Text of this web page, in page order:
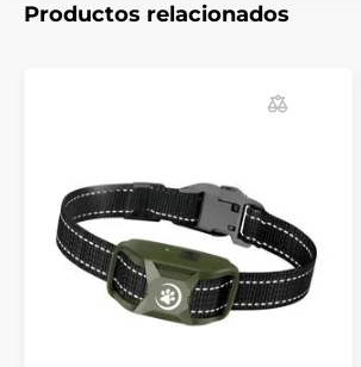
El producto aparece en las
Receptores
Productos relacionados